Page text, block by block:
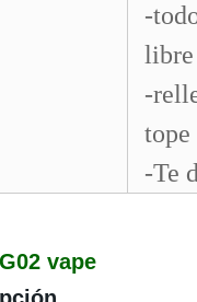
-
libre
-
tope
-Te
vape